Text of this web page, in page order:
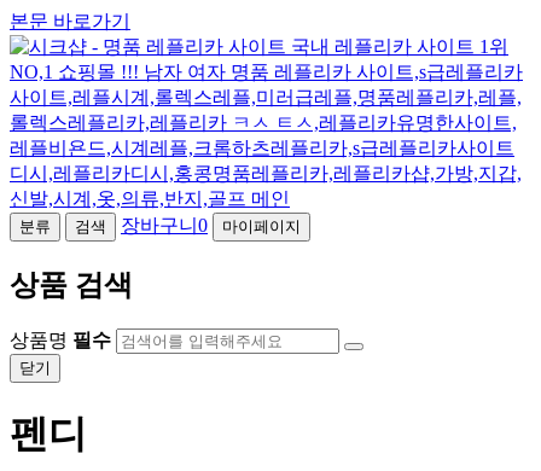
본문 바로가기
분류 검색 장바구니 0 마이페이지
상품 검색
상품명 필수
닫기
펜디